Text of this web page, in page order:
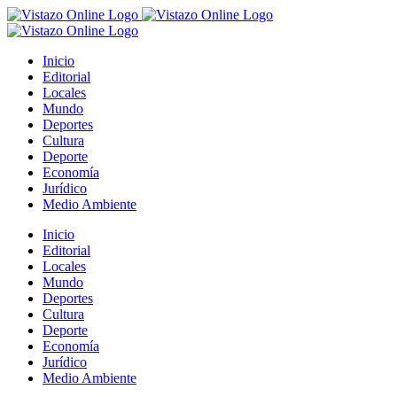
Saltar
al
Inicio
Editorial
Locales
Mundo
Deportes
Cultura
Deporte
Economía
Jurídico
Medio Ambiente
Inicio
Editorial
Locales
Mundo
Deportes
Cultura
Deporte
Economía
Jurídico
Medio Ambiente